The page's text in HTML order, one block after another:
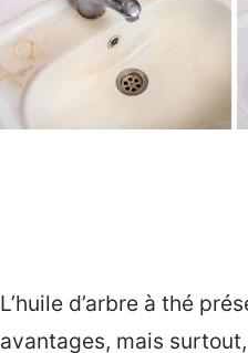
L’huile d’arbre à thé
avantages, mais